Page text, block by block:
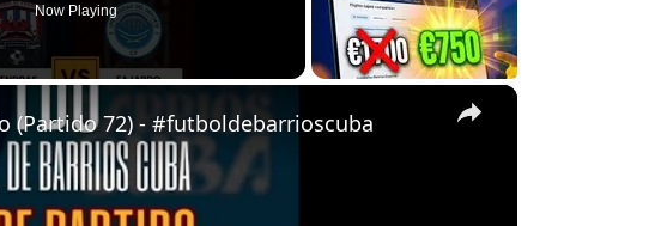
Now Playing
×
(Partido 72) - #futboldebarrioscuba